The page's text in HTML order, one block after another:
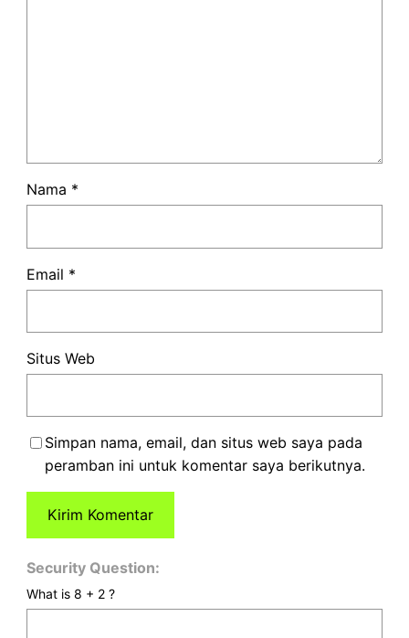
Nama *
Email *
Situs Web
Simpan nama, email, dan situs web saya pada
peramban ini untuk komentar saya berikutnya.
Security Question:
What is 8 + 2 ?